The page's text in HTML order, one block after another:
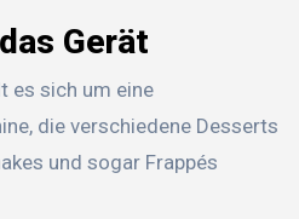
Gerät
es sich um eine
die verschiedene Desserts
und sogar Frappés